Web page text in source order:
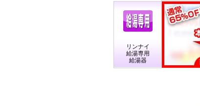
リンナイ
給湯専用
給湯器